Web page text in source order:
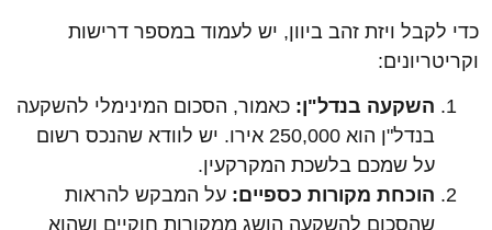
כדי לקבל ויזת זהב ביוון, יש לעמוד במספר דרישות
וקריטריונים:
השקעה בנדל"ן: כאמור, הסכום המינימלי להשקעה
בנדל"ן הוא 250,000 אירו. יש לוודא שהנכס רשום
על שמכם בלשכת המקרקעין.
הוכחת מקורות כספיים: על המבקש להראות
שהסכום להשקעה הושג ממקורות חוקיים ושהוא